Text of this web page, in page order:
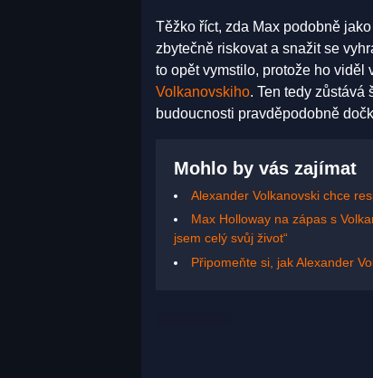
Těžko říct, zda Max podobně
zbytečně riskovat a snažit se
to opět vymstilo, protože ho viděl
Volkanovskiho. Ten tedy zůstává
budoucnosti pravděpodobně
Mohlo by vás zajímat
Alexander Volkanovski chce
Max Holloway na zápas s
jsem celý svůj život“
Připomeňte si, jak Alexander